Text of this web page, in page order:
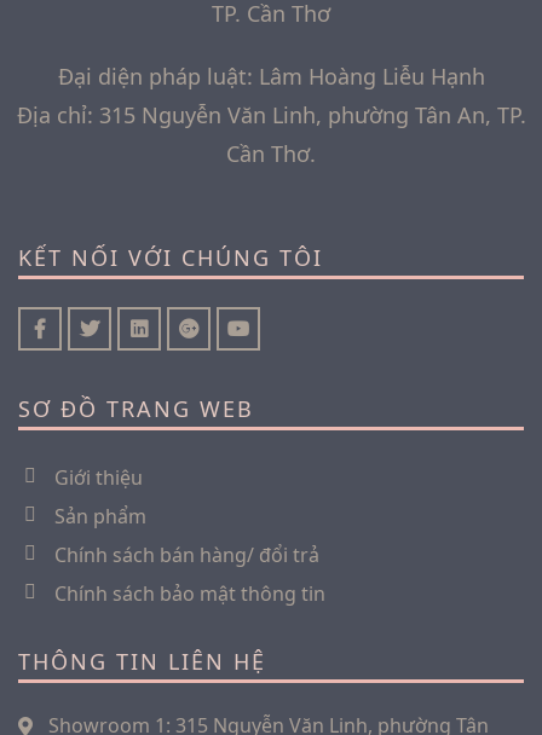
TP. Cần Thơ
Đại diện pháp luật: Lâm Hoàng Liễu Hạnh
Địa chỉ: 315 Nguyễn Văn Linh, phường Tân An, TP.
Cần Thơ.
KẾT NỐI VỚI CHÚNG TÔI
SƠ ĐỒ TRANG WEB
Giới thiệu
Sản phẩm
Chính sách bán hàng/ đổi trả
Chính sách bảo mật thông tin
THÔNG TIN LIÊN HỆ
Showroom 1: 315 Nguyễn Văn Linh, phường Tân